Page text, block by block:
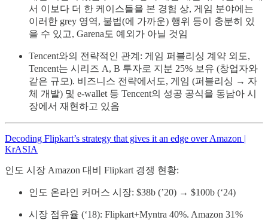
서 이보다 더 한 케이스들을 본 경험 상, 게임 분야에는
이러한 grey 영역, 불법(에 가까운) 행위 등이 충분히 있
을 수 있고, Garena도 예외가 아닐 것임
Tencent와의 전략적인 관계: 게임 퍼블리싱 계약 외도,
Tencent는 시리즈 A, B 투자로 지분 25% 보유 (창업자와
같은 규모). 비즈니스 전략에서도, 게임 (퍼블리싱 → 자
체 개발) 및 e-wallet 등 Tencent의 성공 공식을 동남아 시
장에서 재현하고 있음
Decoding Flipkart’s strategy that gives it an edge over Amazon |
KrASIA
인도 시장 Amazon 대비 Flipkart 경쟁 현황:
인도 온라인 커머스 시장: $38b (’20) → $100b (‘24)
시장 점유율 (‘18): Flipkart+Myntra 40%. Amazon 31%